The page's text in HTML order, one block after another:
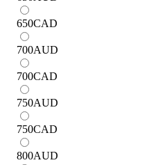
650CAD
700AUD
700CAD
750AUD
750CAD
800AUD